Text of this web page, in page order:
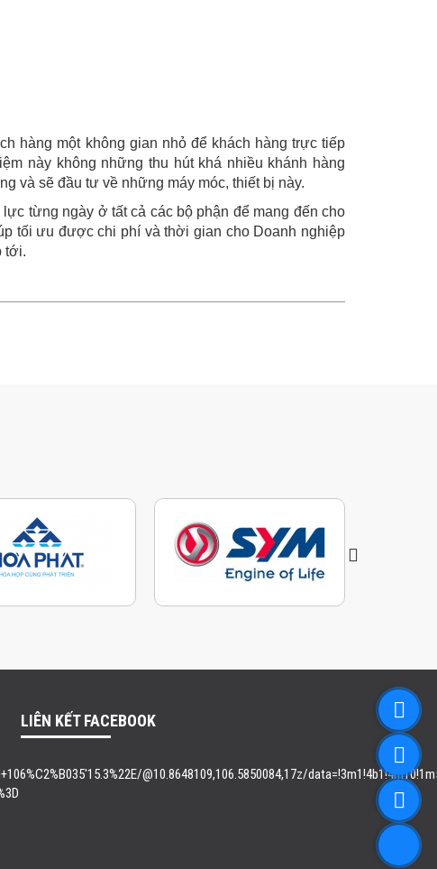
hàng một không gian nhỏ để khách hàng trực tiếp
này không những thu hút khá nhiều khánh hàng
và sẽ đầu tư về những máy móc, thiết bị này.
từng ngày ở tất cả các bộ phận để mang đến cho
tối ưu được chi phí và thời gian cho Doanh nghiệp
tới.
@10.8648109,106.5850084,17z/
LIÊN KẾT FACEBOOK